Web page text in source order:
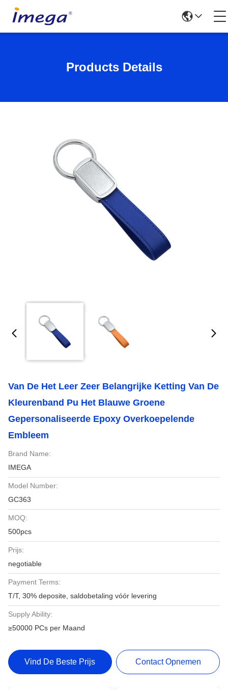
Products Details
Van De Het Leer Zeer Belangrijke Ketting Van De
Kleurenband Pu Het Blauwe Groene
Gepersonaliseerde Epoxy Overkoepelende
Embleem
Brand Name:
IMEGA
Model Number:
GC363
MOQ:
500pcs
Prijs:
negotiable
Payment Terms:
T/T, 30% deposite, saldobetaling vóór levering
Supply Ability:
≥50000 PCs per Maand
Vind De Beste Prijs Contact Opnemen